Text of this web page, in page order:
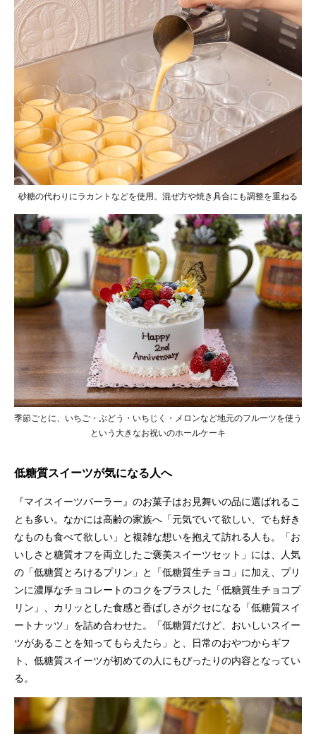
砂糖の代わりにラカントなどを使用。混ぜ方や焼き具合にも調整を重ねる
季節ごとに、いちご・ぶどう・いちじく・メロンなど地元のフルーツを使う
という大きなお祝いのホールケーキ
低糖質スイーツが気になる人へ
『マイスイーツパーラー』のお菓子はお見舞いの品に選ばれるこ
とも多い。なかには高齢の家族へ「元気でいて欲しい、でも好き
なものも食べて欲しい」と複雑な想いを抱えて訪れる人も。「お
いしさと糖質オフを両立したご褒美スイーツセット」には、人気
の「低糖質とろけるプリン」と「低糖質生チョコ」に加え、プリ
ンに濃厚なチョコレートのコクをプラスした「低糖質生チョコプ
リン」、カリッとした食感と香ばしさがクセになる「低糖質スイ
ートナッツ」を詰め合わせた。「低糖質だけど、おいしいスイー
ツがあることを知ってもらえたら」と、日常のおやつからギフ
ト、低糖質スイーツが初めての人にもぴったりの内容となってい
る。